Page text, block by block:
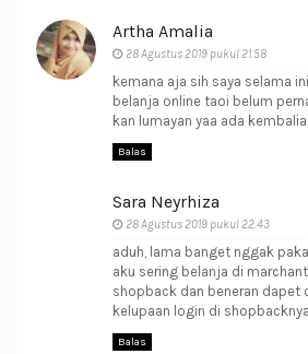
Artha Amalia
28 Agustus 2019 pukul 21.58
kemana aja sih saya selama
belanja online taoi belum
kan lumayan yaa ada
Balas
Sara Neyrhiza
28 Agustus 2019 pukul 22.43
aduh, lama banget nggak
aku sering belanja di
shopback dan beneran dapet
kelupaan login di
Balas